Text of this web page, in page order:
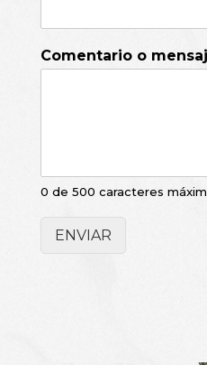
Comentario o
0 de 500 caracteres
ENVIAR